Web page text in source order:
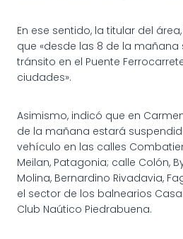
En ese sentido, la titular del
que «desde las 8 de la mañana
tránsito en el Puente
ciudades».
Asimismo, indicó que en
de la mañana estará
vehículo en las calles
Meilan, Patagonia; calle Colón,
Molina, Bernardino Rivadavia,
el sector de los balnearios
Club Naútico Piedrabuena.